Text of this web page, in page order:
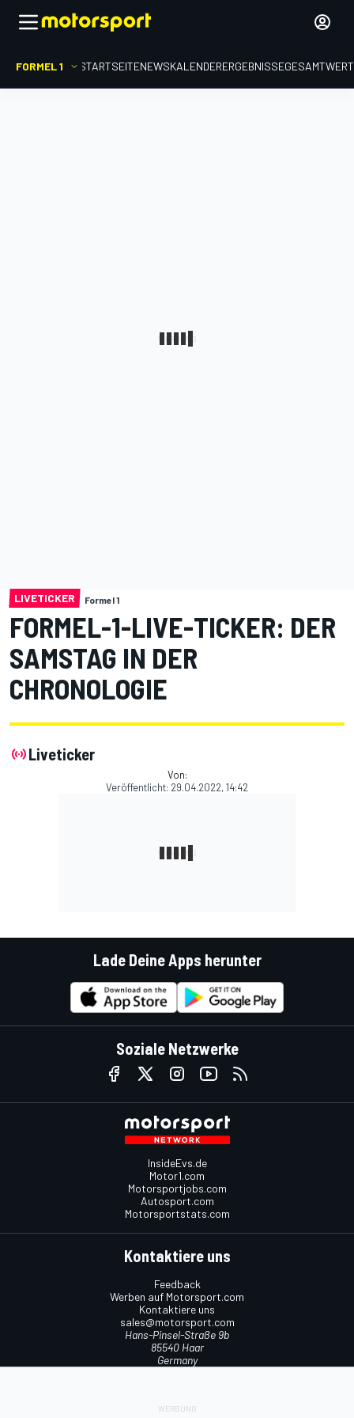
FORMEL 1 STARTSEITENEWSKALENDERERGEBNISSE
LIVETICKER Formel 1
FORMEL-1-LIVE-TICKER: DER
SAMSTAG IN DER
CHRONOLOGIE
Liveticker
Von:
Veröffentlicht: 29.04.2022, 14:42
Lade Deine Apps herunter
Soziale Netzwerke
InsideEvs.de
Motor1.com
Motorsportjobs.com
Autosport.com
Motorsportstats.com
Kontaktiere uns
Feedback
Werben auf Motorsport.com
Kontaktiere uns
sales@motorsport.com
Hans-Pinsel-Straße 9b
85540 Haar
Germany
Utiq verwalten